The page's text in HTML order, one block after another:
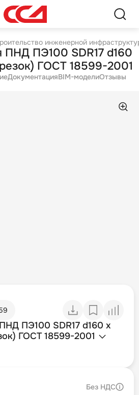
инженерной
ПНД ПЭ100 SDR17 d160
ГОСТ 18599-2001
ДокументацияBIM-моделиОтзывы
ПЭ100 SDR17 d160 х
ГОСТ 18599-2001
Без НДС